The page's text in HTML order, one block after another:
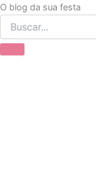
O blog da sua festa
Ir
para
o